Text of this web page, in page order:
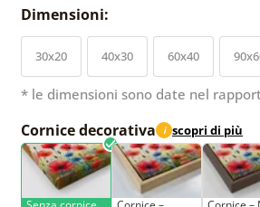
Dimensioni:
30x20 40x30 60x40
* le dimensioni sono date nel
Cornice decorativa i scopri di più